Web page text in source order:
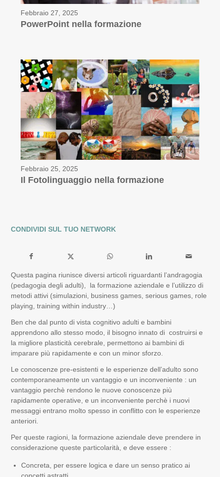
Febbraio 27, 2025
PowerPoint nella formazione
Febbraio 25, 2025
Il Fotolinguaggio nella formazione
CONDIVIDI SUL TUO NETWORK
Questa pagina riunisce diversi articoli riguardanti l’andragogia
(pedagogia degli adulti), la formazione aziendale e l’utilizzo di
metodi attivi (simulazioni, business games, serious games, role
playing, training within industry…)
Ben che dal punto di vista cognitivo adulti e bambini
apprendono allo stesso modo, il bisogno innato di costruirsi e
la migliore plasticità cerebrale, permettono ai bambini di
imparare più rapidamente e con un minor sforzo.
Le conoscenze pre-esistenti e le esperienze dell’adulto sono
contemporaneamente un vantaggio e un inconveniente : un
vantaggio perchè rendono le nuove conoscenze più
rapidamente operative, e un inconveniente perchè i nuovi
messaggi entrano molto spesso in conflitto con le esperienze
anteriori.
Per queste ragioni, la formazione aziendale deve prendere in
considerazione queste particolarità, e deve essere :
Concreta, per essere logica e dare un senso pratico ai
concetti astratti.